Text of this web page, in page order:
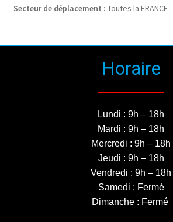
Secteur de déplacement : Toutes la FRANCE
Horaire
Lundi : 9h – 18h
Mardi : 9h – 18h
Mercredi : 9h – 18h
Jeudi : 9h – 18h
Vendredi : 9h – 18h
Samedi : Fermé
Dimanche : Fermé